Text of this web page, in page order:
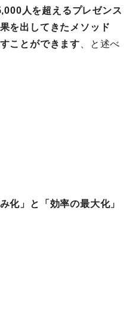
人を超えるプレゼンス
を出してきたメソッド
ことができます 、と述べ
み化」と「効率の最大化」